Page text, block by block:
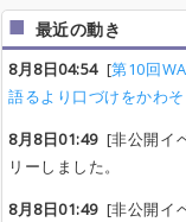
最近の動き
8月8日04:54[第10回
語るより口づけをかわそ
8月8日01:49[非公開イ
リーしました。
8月8日01:49[非公開イ